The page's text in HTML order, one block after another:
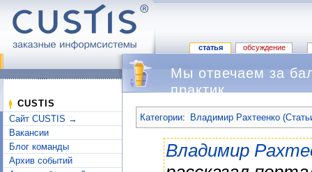
статья обсуждение
CUSTIS
Сайт CUSTIS →
Вакансии
Блог команды
Архив событий
Мы отвечаем за
практик
Категории: Владимир Рахтеенко
Владимир